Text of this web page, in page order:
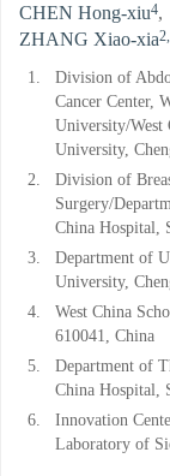
CHEN Hong-xiu4,
ZHANG Xiao-xia
1.
Division of
Cancer Center,
University/West
University,
2.
Division of
Surgery/
China Hospital,
3.
Department of
University,
4.
West China
610041, China
5.
Department of
China Hospital,
6.
Innovation
Laboratory of